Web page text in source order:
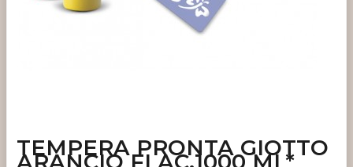
TEMPERA PRONTA GIOTTO
ARANCIO FLAC.1000 ML*